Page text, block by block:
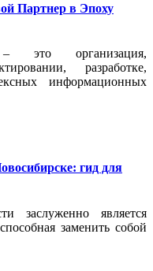
Партнер в Эпоху
это организация,
разработке,
информационных
гид для
заслуженно является
заменить собой